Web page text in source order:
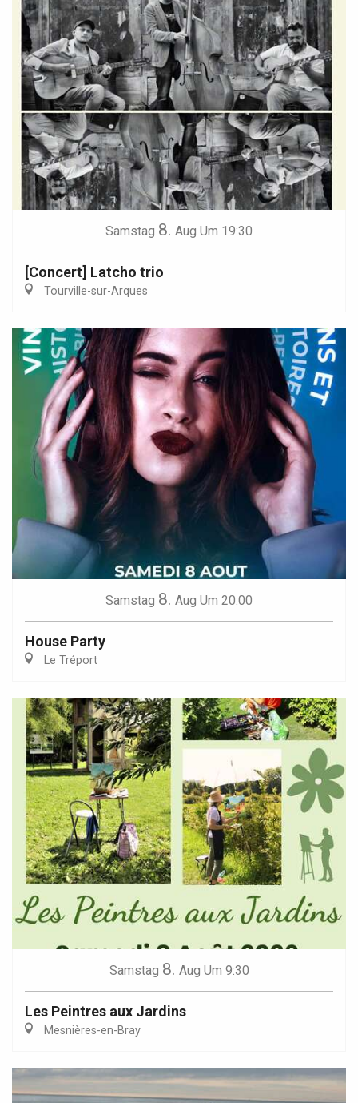
Samstag 8. Aug Um 19:30
[Concert] Latcho trio
Tourville-sur-Arques
Samstag 8. Aug Um 20:00
House Party
Le Tréport
Samstag 8. Aug Um 9:30
Les Peintres aux Jardins
Mesnières-en-Bray